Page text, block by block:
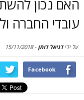
להשתיל
ולנטר
-
15/11/2018
Twitter